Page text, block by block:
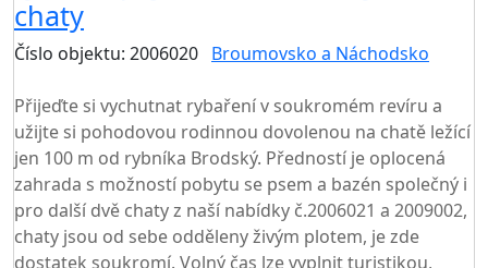
chaty
Číslo objektu: 2006020 Broumovsko a Náchodsko
Přijeďte si vychutnat rybaření v soukromém revíru a
užijte si pohodovou rodinnou dovolenou na chatě ležící
jen 100 m od rybníka Brodský. Předností je oplocená
zahrada s možností pobytu se psem a bazén společný i
pro další dvě chaty z naší nabídky č.2006021 a 2009002,
chaty jsou od sebe odděleny živým plotem, je zde
dostatek soukromí. Volný čas lze vyplnit turistikou,